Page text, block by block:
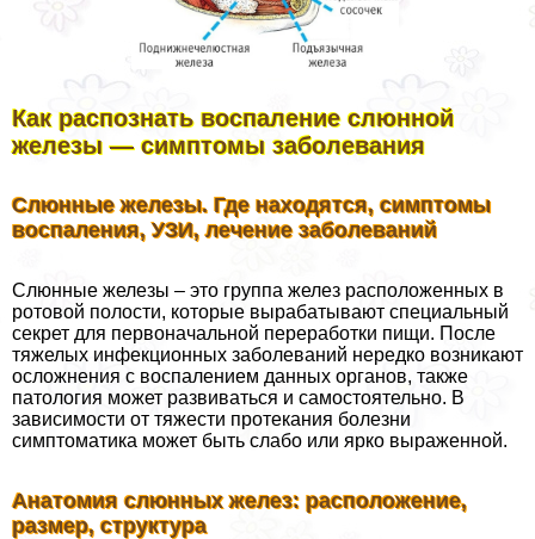
Как распознать воспаление слюнной
железы — симптомы заболевания
Слюнные железы. Где находятся, симптомы
воспаления, УЗИ, лечение заболеваний
Слюнные железы – это группа желез расположенных в
ротовой полости, которые выpaбатывают специальный
секрет для первоначальной переработки пищи. После
тяжелых инфекционных заболеваний нередко возникают
осложнения с воспалением данных органов, также
патология может развиваться и самостоятельно. В
зависимости от тяжести протекания болезни
симптоматика может быть слабо или ярко выраженной.
Анатомия слюнных желез: расположение,
размер, структура